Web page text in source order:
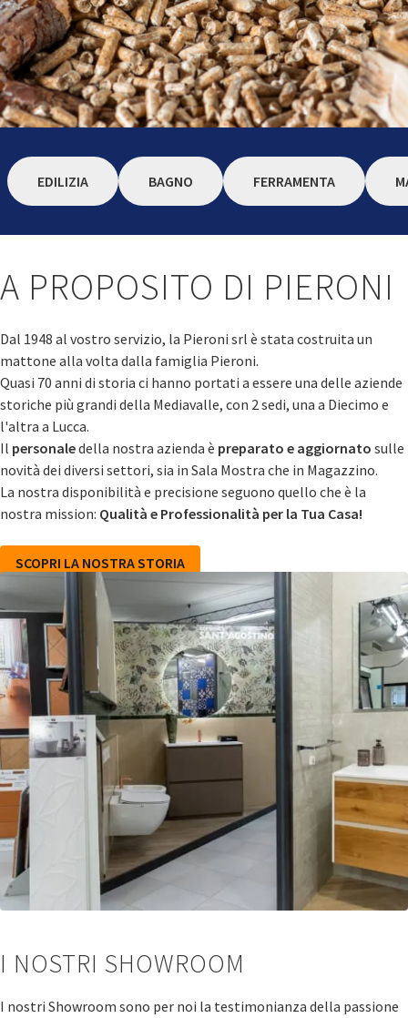
EDILIZIA BAGNO FERRAMENTA
A PROPOSITO DI PIERONI
Dal 1948 al vostro servizio, la Pieroni srl è stata costruita un
mattone alla volta dalla famiglia Pieroni.
Quasi 70 anni di storia ci hanno portati a essere una delle aziende
storiche più grandi della Mediavalle, con 2 sedi, una a Diecimo e
l'altra a Lucca.
Il personaledella nostra azienda è preparato e aggiornato sulle
novità dei diversi settori, sia in Sala Mostra che in Magazzino.
La nostra disponibilità e precisione seguono quello che è la
nostra mission: Qualità e Professionalità per la Tua Casa!
SCOPRI LA NOSTRA STORIA
I NOSTRI SHOWROOM
I nostri Showroom sono per noi la testimonianza della passione